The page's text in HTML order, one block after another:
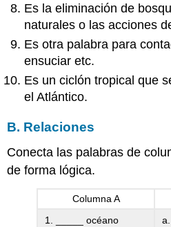
Es la eliminación de
naturales o las acciones
Es otra palabra para
ensuciar etc.
Es un ciclón tropical que
el Atlántico.
B. Relaciones
Conecta las palabras de
de forma lógica.
Columna A
_____ océano